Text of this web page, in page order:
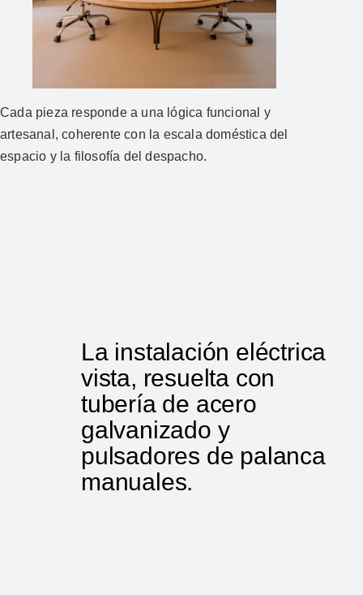
Cada pieza responde a una lógica funcional y
artesanal, coherente con la escala doméstica del
espacio y la filosofía del despacho.
La instalación eléctrica
vista, resuelta con
tubería de acero
galvanizado y
pulsadores de palanca
manuales.